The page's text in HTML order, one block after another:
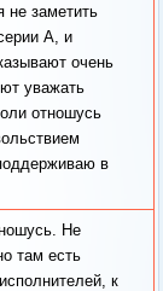
не заметить
А, и
очень
уважать
отношусь
в
Не
там есть
к